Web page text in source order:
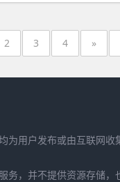
2 3 4 »
为用户发布或由互联网收
务，并不提供资源存储，